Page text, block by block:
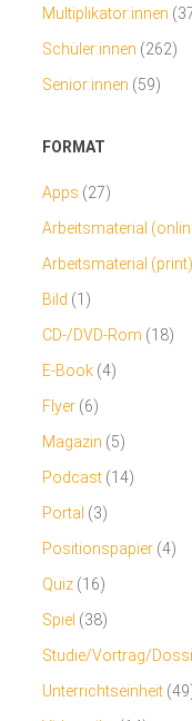
Multiplikator:innen
Schüler:innen (262)
Senior:innen (59)
FORMAT
Apps (27)
Arbeitsmaterial
Arbeitsmaterial (print)
Bild (1)
CD-/DVD-Rom (18)
E-Book (4)
Flyer (6)
Magazin (5)
Podcast (14)
Portal (3)
Positionspapier (4)
Quiz (16)
Spiel (38)
Studie/Vortrag/
Unterrichtseinheit